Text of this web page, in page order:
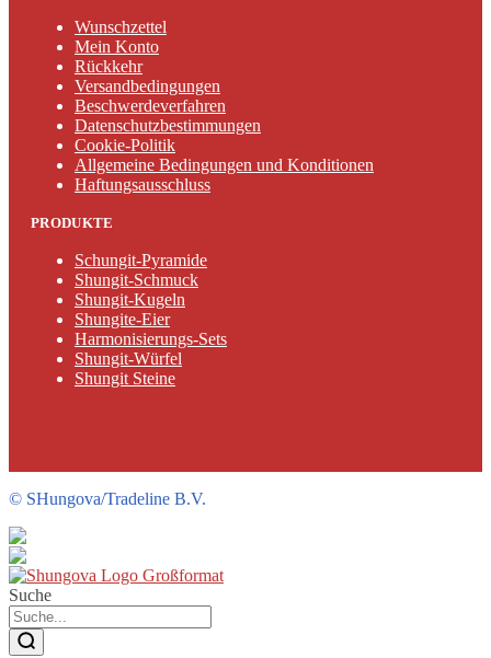
Wunschzettel
Mein Konto
Rückkehr
Versandbedingungen
Beschwerdeverfahren
Datenschutzbestimmungen
Cookie-Politik
Allgemeine Bedingungen und Konditionen
Haftungsausschluss
PRODUKTE
Schungit-Pyramide
Shungit-Schmuck
Shungit-Kugeln
Shungite-Eier
Harmonisierungs-Sets
Shungit-Würfel
Shungit Steine
© SHungova/Tradeline B.V.
Suche